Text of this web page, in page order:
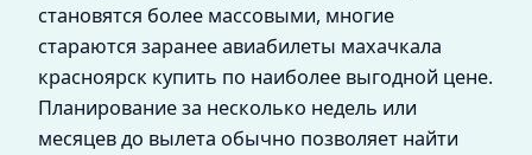
становятся более массовыми, многие
стараются заранее авиабилеты махачкала
красноярск купить по наиболее выгодной цене.
Планирование за несколько недель или
месяцев до вылета обычно позволяет найти